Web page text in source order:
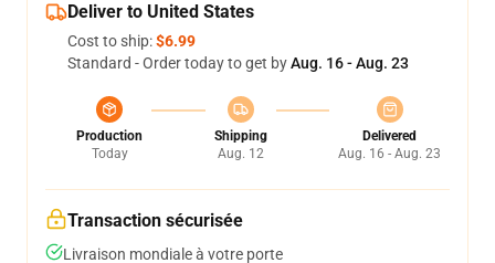
Deliver to United States
Cost to ship:$6.99
Standard - Order today to get byAug. 16 - Aug. 23
Production
Today
Shipping
Aug. 12
Delivered
Aug. 16 - Aug. 23
Transaction sécurisée
Livraison mondiale à votre porte